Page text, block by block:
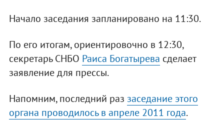
Начало заседания запланировано на 11:30.
По его итогам, ориентировочно в 12:30,
секретарь СНБО Раиса Богатырева сделает
заявление для прессы.
Напомним, последний раз заседание этого
органа проводилось в апреле 2011 года.